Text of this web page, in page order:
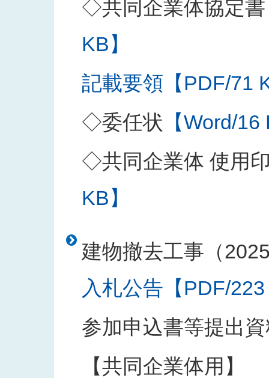
◇共同企業体協定書
KB】
記載要領【PDF/71
◇委任状 【Word/
◇共同企業体 使用
KB】
建物撤去工事（
入札公告【PDF/
参加申込書等提出
【共同企業体用】